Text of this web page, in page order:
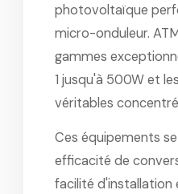
photovoltaïque
micro-onduleur.
gammes
1 jusqu'à 500W et
véritables
Ces équipements
efficacité de
facilité d'installation